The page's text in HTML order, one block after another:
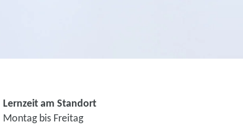
Lernzeit am Standort
Montag bis Freitag